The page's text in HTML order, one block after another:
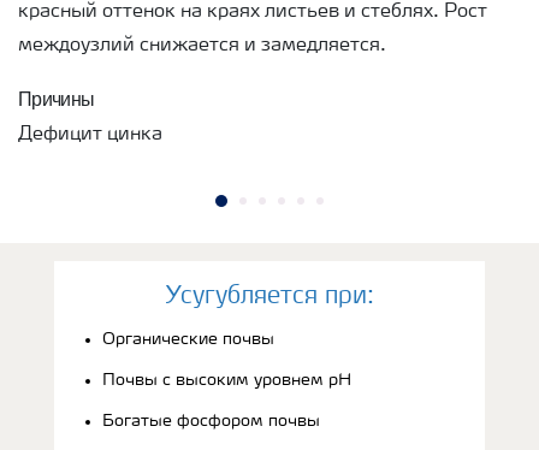
красный оттенок на краях листьев и стеблях. Рост
междоузлий снижается и замедляется.
Причины
Дефицит цинка
Усугубляется при:
Органические почвы
Почвы с высоким уровнем рН
Богатые фосфором почвы